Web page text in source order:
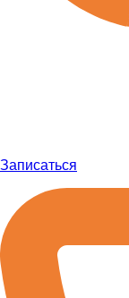
Записаться